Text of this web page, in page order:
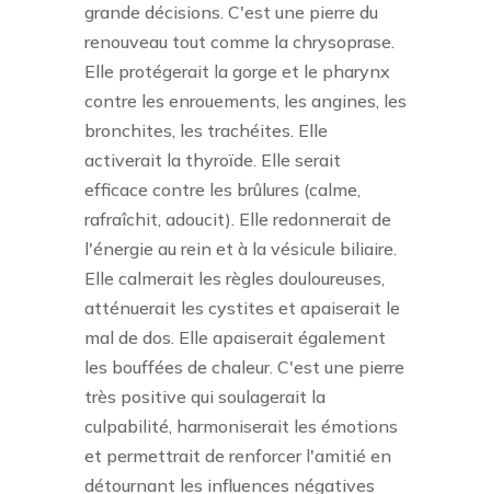
grande décisions. C'est une pierre du
renouveau tout comme la chrysoprase.
Elle protégerait la gorge et le pharynx
contre les enrouements, les angines, les
bronchites, les trachéites. Elle
activerait la thyroïde. Elle serait
efficace contre les brûlures (calme,
rafraîchit, adoucit). Elle redonnerait de
l'énergie au rein et à la vésicule biliaire.
Elle calmerait les règles douloureuses,
atténuerait les cystites et apaiserait le
mal de dos. Elle apaiserait également
les bouffées de chaleur. C'est une pierre
très positive qui soulagerait la
culpabilité, harmoniserait les émotions
et permettrait de renforcer l'amitié en
détournant les influences négatives